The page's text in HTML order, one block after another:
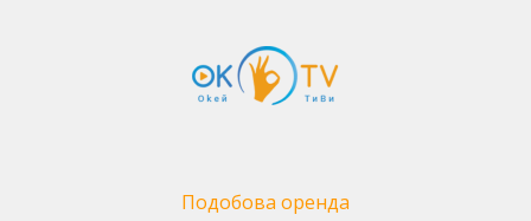
Подобова оренда